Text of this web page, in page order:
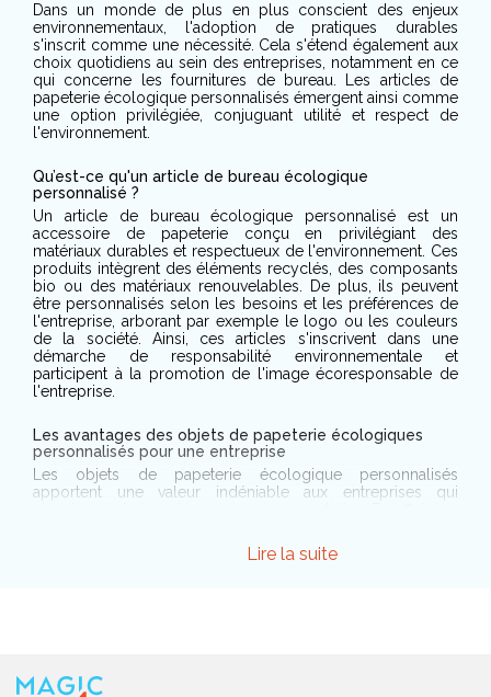
Lire la suite
Dans un monde de plus en plus conscient des enjeux
environnementaux, l'adoption de pratiques durables
s'inscrit comme une nécessité. Cela s'étend également aux
choix quotidiens au sein des entreprises, notamment en ce
qui concerne les fournitures de bureau. Les articles de
papeterie écologique personnalisés émergent ainsi comme
une option privilégiée, conjuguant utilité et respect de
l'environnement.
Qu’est-ce qu'un article de bureau écologique
personnalisé ?
Un article de bureau écologique personnalisé est un
accessoire de papeterie conçu en privilégiant des
matériaux durables et respectueux de l'environnement. Ces
produits intègrent des éléments recyclés, des composants
bio ou des matériaux renouvelables. De plus, ils peuvent
être personnalisés selon les besoins et les préférences de
l'entreprise, arborant par exemple le logo ou les couleurs
de la société. Ainsi, ces articles s'inscrivent dans une
démarche de responsabilité environnementale et
participent à la promotion de l'image écoresponsable de
l'entreprise.
Les avantages des objets de papeterie écologiques
personnalisés pour une entreprise
Les objets de papeterie écologique personnalisés
apportent une valeur indéniable aux entreprises qui
représentent un engagement concret en faveur de
l'environnement. En les adoptant, une entreprise démontre
entreprises, cette approche devient un atout majeur. En